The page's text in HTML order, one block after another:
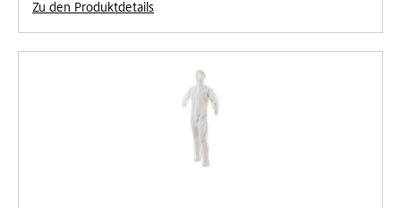
Zu den Produktdetails